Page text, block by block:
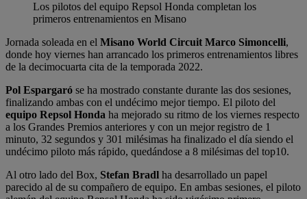
Los pilotos del equipo Repsol Honda completan los
primeros entrenamientos en Misano
Jornada soleada en el Misano World Circuit Marco Simoncelli,
donde hoy viernes han arrancado los primeros entrenamientos libres
de la decimocuarta cita de la temporada 2022.
Pol Espargaró se ha mostrado constante durante las dos sesiones,
finalizando ambas con el undécimo mejor tiempo. El piloto del
equipo Repsol Honda ha mejorado su ritmo de los viernes respecto
a los Grandes Premios anteriores y con un mejor registro de 1
minuto, 32 segundos y 301 milésimas ha finalizado el día siendo el
undécimo piloto más rápido, quedándose a 8 milésimas del top10.
Al otro lado del Box, Stefan Bradl ha desarrollado un papel
parecido al de su compañero de equipo. En ambas sesiones, el piloto